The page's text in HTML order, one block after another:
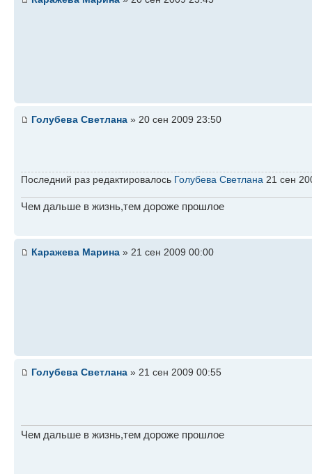
Голубева Светлана » 20 сен 2009 23:50
Последний раз редактировалось Голубева Светлана 21 сен
Чем дальше в жизнь,тем дороже прошлое
Каражева Марина » 21 сен 2009 00:00
Голубева Светлана » 21 сен 2009 00:55
Чем дальше в жизнь,тем дороже прошлое